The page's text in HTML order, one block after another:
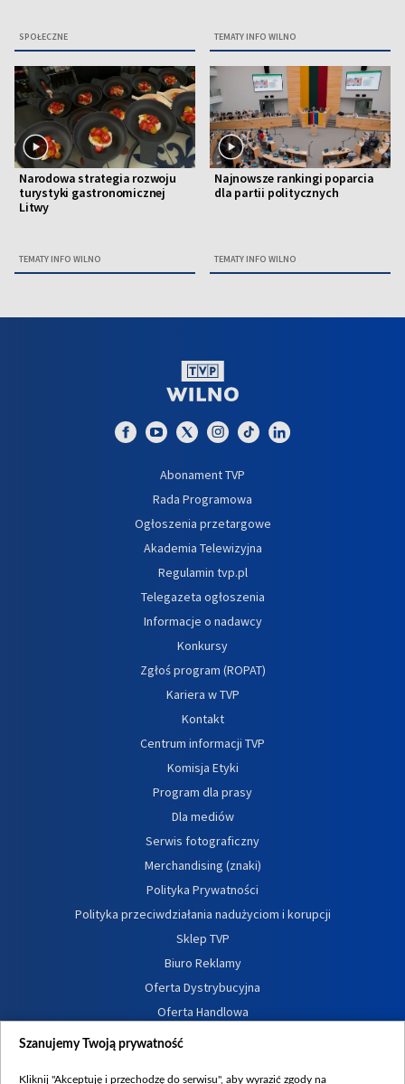
SPOŁECZNE TEMATY INFO WILNO
Narodowa strategia rozwoju
turystyki gastronomicznej
Litwy
TEMATY INFO WILNO
Najnowsze rankingi poparcia
dla partii politycznych
TEMATY INFO WILNO
Abonament TVP
Rada Programowa
Ogłoszenia przetargowe
Akademia Telewizyjna
Regulamin tvp.pl
Telegazeta ogłoszenia
Informacje o nadawcy
Konkursy
Zgłoś program (ROPAT)
Kariera w TVP
Kontakt
Centrum informacji TVP
Komisja Etyki
Program dla prasy
Dla mediów
Serwis fotograficzny
Merchandising (znaki)
Polityka Prywatności
Polityka przeciwdziałania nadużyciom i korupcji
Sklep TVP
Biuro Reklamy
Oferta Dystrybucyjna
Oferta Handlowa
Dostępność
Szanujemy Twoją prywatność
Kliknij "Akceptuję i przechodzę do serwisu", aby wyrazić zgody na